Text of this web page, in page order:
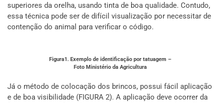
superiores da orelha, usando tinta de boa qualidade. Contudo,
essa técnica pode ser de difícil visualização por necessitar de
contenção do animal para verificar o código.
Figura1. Exemplo de identificação por tatuagem –
Foto Ministério da Agricultura
Já o método de colocação dos brincos, possui fácil aplicação
e de boa visibilidade (FIGURA 2). A aplicação deve ocorrer da